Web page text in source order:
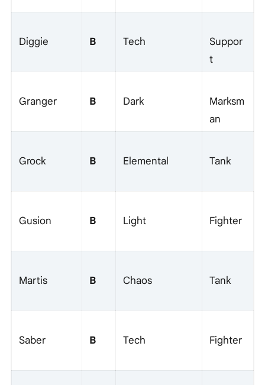
Diggie B Tech
Suppor
t
Granger B Dark
Marksm
an
Grock B Elemental Tank
Gusion B Light Fighter
Martis B Chaos Tank
Saber B Tech Fighter